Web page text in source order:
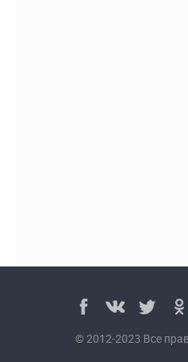
© 2012-2023 Все